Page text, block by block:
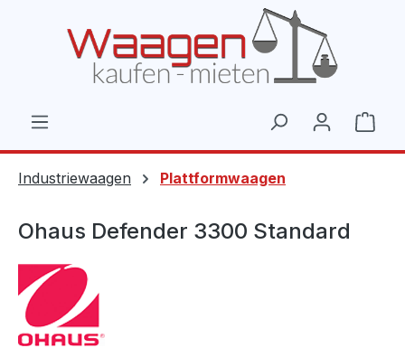
Industriewaagen Plattformwaagen
Ohaus Defender 3300 Standard